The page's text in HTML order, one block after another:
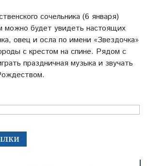
сочельника (6 января)
можно будет увидеть настоящих
овец и осла по имени «Звездочка»
с крестом на спине. Рядом с
праздничная музыка и звучать